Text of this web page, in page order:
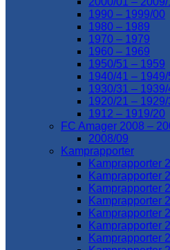
1990 – 1999/00
1980 – 1989
1970 – 1979
1960 – 1969
1950/51 – 1959
1940/41 –
1930/31 –
1920/21 –
1912 – 1919/20
FC Amager 2008 –
2008/09
Kamprapporter
Kamprapporter
Kamprapporter
Kamprapporter
Kamprapporter
Kamprapporter
Kamprapporter
Kamprapporter